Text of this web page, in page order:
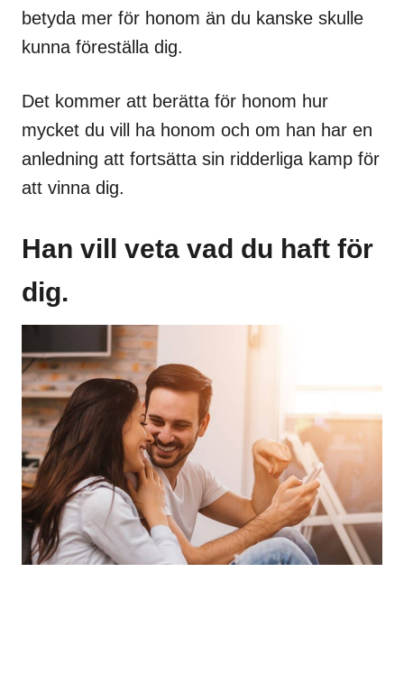
betyda mer för honom än du kanske skulle
kunna föreställa dig.
Det kommer att berätta för honom hur
mycket du vill ha honom och om han har en
anledning att fortsätta sin ridderliga kamp för
att vinna dig.
Han vill veta vad du haft för
dig.